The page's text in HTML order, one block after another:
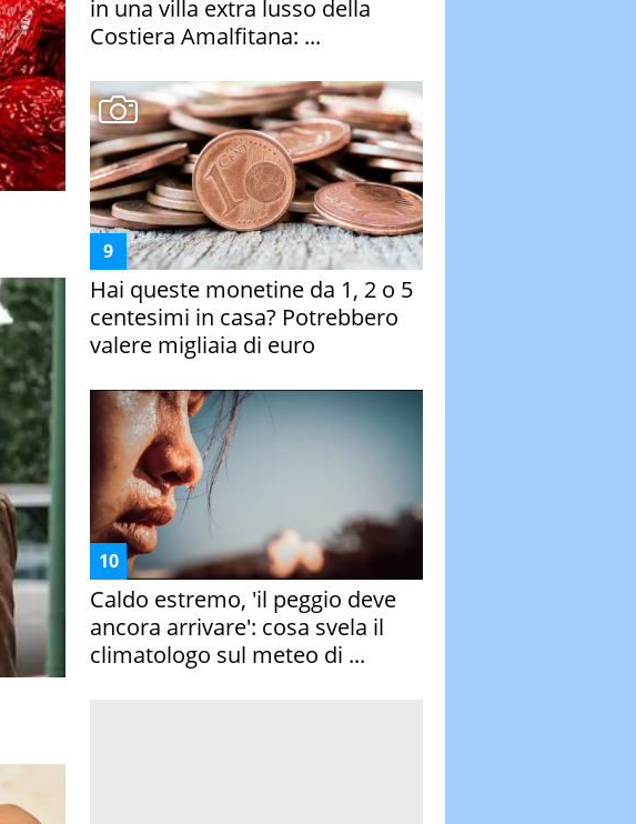
in una villa extra lusso della
Costiera Amalfitana: ...
Hai queste monetine da 1, 2 o 5
centesimi in casa? Potrebbero
valere migliaia di euro
Caldo estremo, 'il peggio deve
ancora arrivare': cosa svela il
climatologo sul meteo di ...